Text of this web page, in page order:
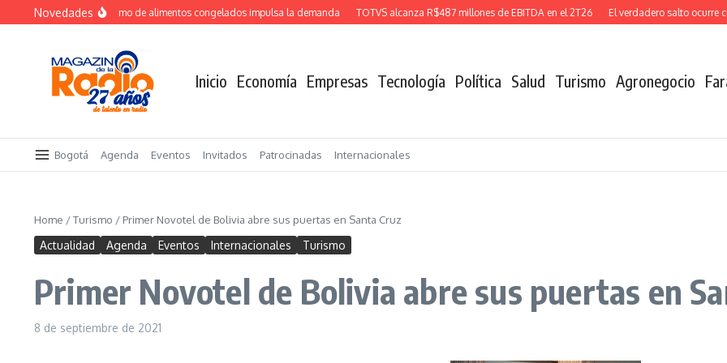
Saltar al contenido
Novedades
Crecimiento del consumo de alimentos congelados impulsa la demanda TOTVS alcanza R$487 millones de EBITDA en el 2T26 El verdadero salto ocurre
Inicio Economía Empresas Tecnología Política Salud Turismo Agronegocio
Bogotá Agenda Eventos Invitados Patrocinadas Internacionales
Home /Turismo / Primer Novotel de Bolivia abre sus puertas en Santa Cruz
Actualidad Agenda Eventos Internacionales Turismo
Primer Novotel de Bolivia abre sus puertas en
8 de septiembre de 2021